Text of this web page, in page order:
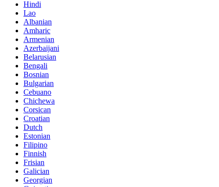
Hindi
Lao
Albanian
Amharic
Armenian
Azerbaijani
Belarusian
Bengali
Bosnian
Bulgarian
Cebuano
Chichewa
Corsican
Croatian
Dutch
Estonian
Filipino
Finnish
Frisian
Galician
Georgian